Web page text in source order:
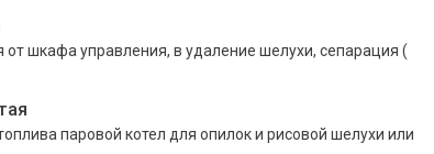
шкафа управления, в удаление шелухи, сепарация (
паровой котел для опилок и рисовой шелухи или